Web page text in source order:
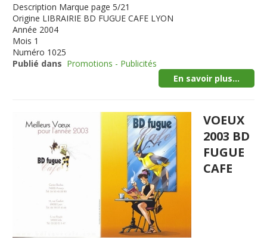
Description Marque page 5/21
Origine LIBRAIRIE BD FUGUE CAFE LYON
Année 2004
Mois 1
Numéro 1025
Publié dans Promotions - Publicités
En savoir plus...
VOEUX
2003 BD
FUGUE
CAFE